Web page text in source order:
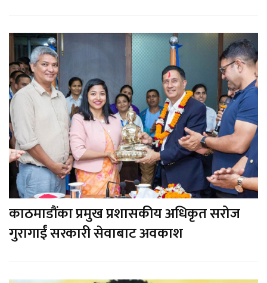
काठमाडौंका प्रमुख प्रशासकीय अधिकृत सरोज
गुरागाईं सरकारी सेवाबाट अवकाश